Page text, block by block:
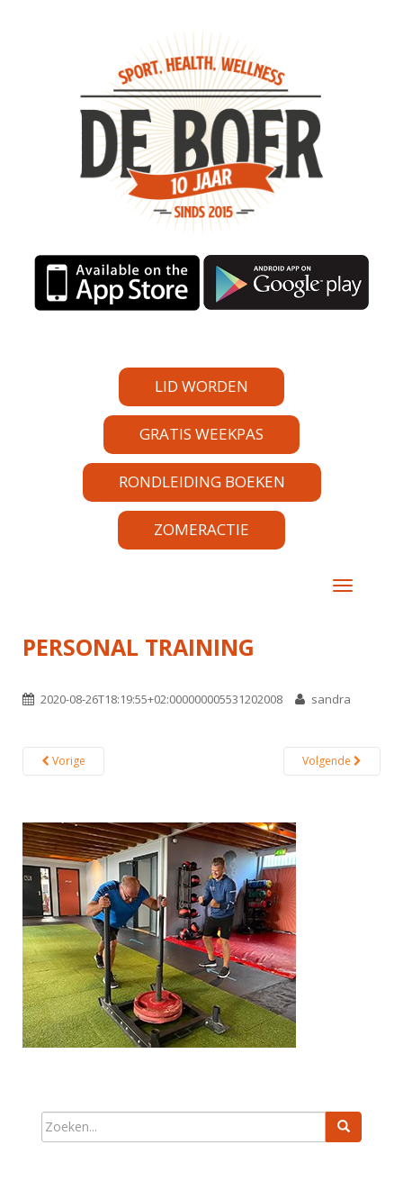
LID WORDEN
GRATIS WEEKPAS
RONDLEIDING BOEKEN
ZOMERACTIE
TOGGLE
PERSONAL TRAINING
2020-08-26T18:19:55+02:000000005531202008 sandra
Vorige Volgende